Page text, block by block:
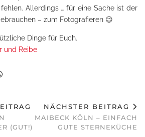
Allerdings … für eine Sache ist der
– zum Fotografieren 😉
Dinge für Euch.
und Reibe
(GUT!)
NÄCHSTER BEITRAG
MAIBECK KÖLN – EINFACH
GUTE STERNEKÜCHE